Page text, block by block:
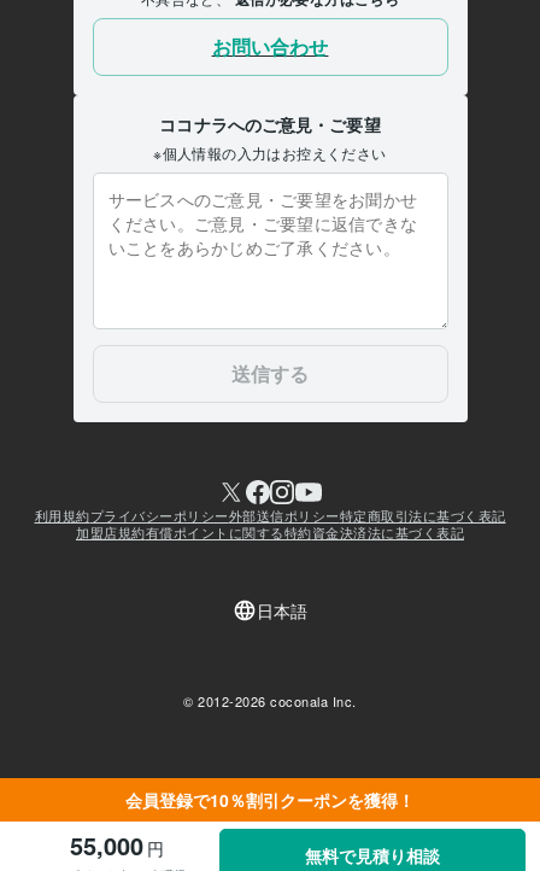
会員登録で10％割引クーポンを獲得！
55,000 円 無料で見積り相談